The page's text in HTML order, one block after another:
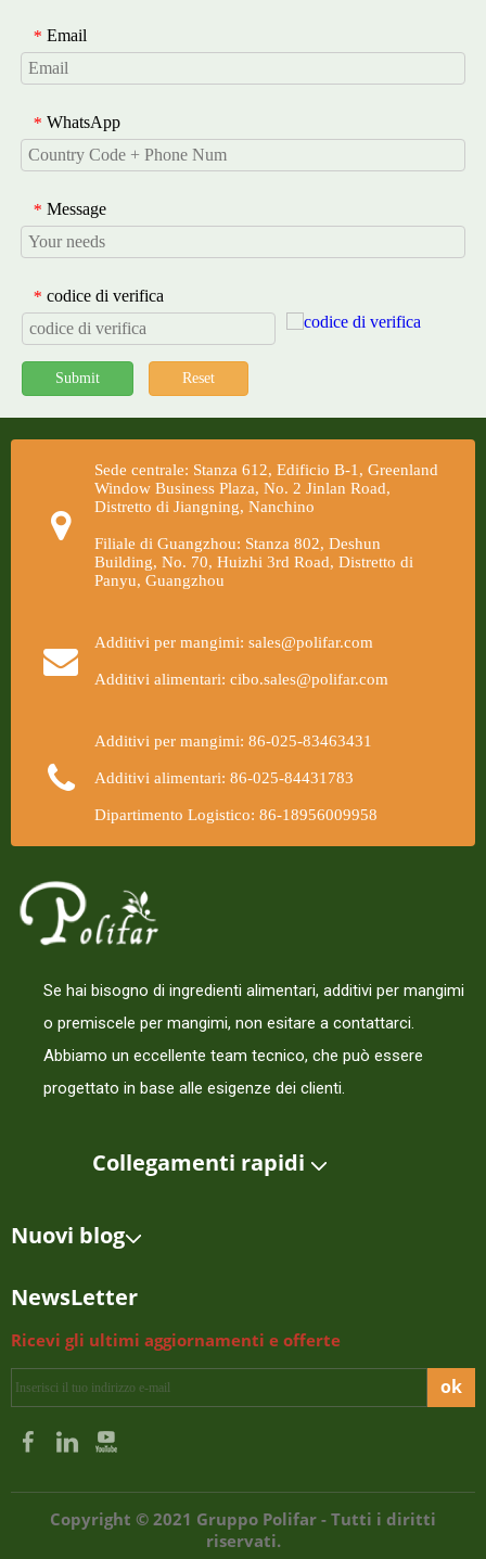
* Email
* WhatsApp
* Message
* codice di verifica
Submit Reset
Sede centrale: Stanza 612, Edificio B-1, Greenland
Window Business Plaza, No. 2 Jinlan Road,
Distretto di Jiangning, Nanchino
Filiale di Guangzhou: Stanza 802, Deshun
Building, No. 70, Huizhi 3rd Road, Distretto di
Panyu, Guangzhou
Additivi per mangimi: sales@polifar.com
Additivi alimentari: cibo.sales@polifar.com
Additivi per mangimi: 86-025-83463431
Additivi alimentari: 86-025-84431783
Dipartimento Logistico: 86-18956009958
Se hai bisogno di ingredienti alimentari, additivi per mangimi
o premiscele per mangimi, non esitare a contattarci.
Abbiamo un eccellente team tecnico, che può essere
progettato in base alle esigenze dei clienti.
Collegamenti rapidi
Nuovi blog
NewsLetter
Ricevi gli ultimi aggiornamenti e offerte
ok
Copyright © 2021 Gruppo Polifar - Tutti i diritti
riservati.